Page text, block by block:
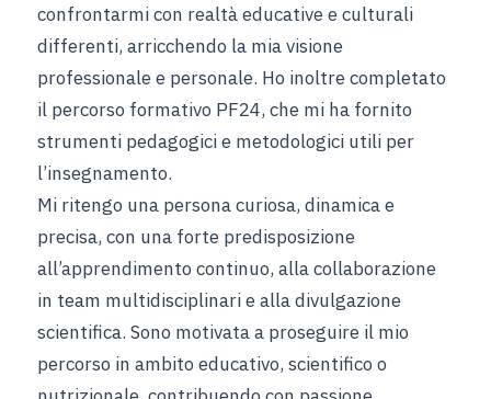
confrontarmi con realtà educative e culturali
differenti, arricchendo la mia visione
professionale e personale. Ho inoltre completato
il percorso formativo PF24, che mi ha fornito
strumenti pedagogici e metodologici utili per
l’insegnamento.
Mi ritengo una persona curiosa, dinamica e
precisa, con una forte predisposizione
all’apprendimento continuo, alla collaborazione
in team multidisciplinari e alla divulgazione
scientifica. Sono motivata a proseguire il mio
percorso in ambito educativo, scientifico o